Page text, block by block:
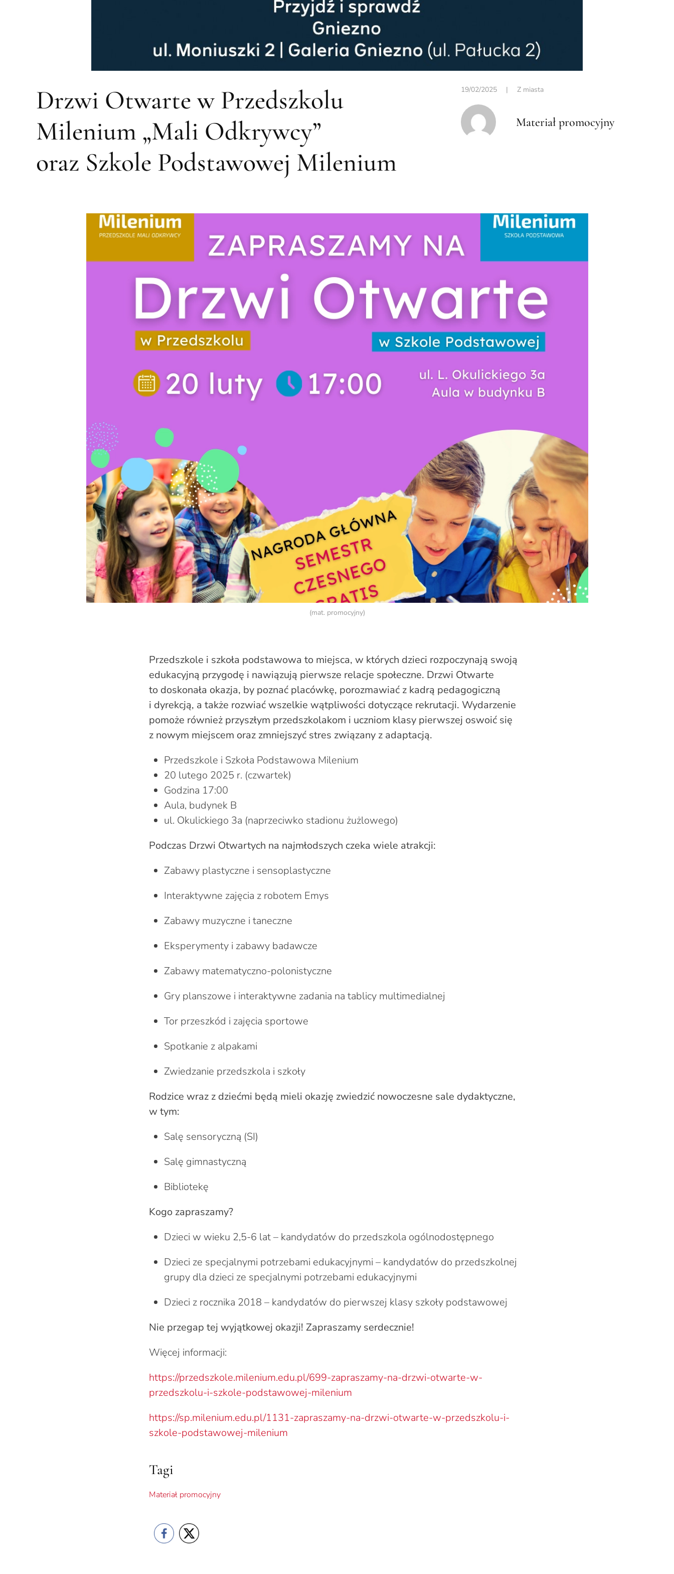
Drzwi Otwarte w Przedszkolu
Milenium „Mali Odkrywcy”
oraz Szkole Podstawowej Milenium
19/02/2025| Z miasta
Materiał promocyjny
(mat. promocyjny)
Przedszkole i szkoła podstawowa to miejsca, w których dzieci rozpoczynają swoją
edukacyjną przygodę i nawiązują pierwsze relacje społeczne. Drzwi Otwarte
to doskonała okazja, by poznać placówkę, porozmawiać z kadrą pedagogiczną
i dyrekcją, a także rozwiać wszelkie wątpliwości dotyczące rekrutacji. Wydarzenie
pomoże również przyszłym przedszkolakom i uczniom klasy pierwszej oswoić się
z nowym miejscem oraz zmniejszyć stres związany z adaptacją.
Przedszkole i Szkoła Podstawowa Milenium
20 lutego 2025 r. (czwartek)
Godzina 17:00
Aula, budynek B
ul. Okulickiego 3a (naprzeciwko stadionu żużlowego)
Podczas Drzwi Otwartych na najmłodszych czeka wiele atrakcji:
Zabawy plastyczne i sensoplastyczne
Interaktywne zajęcia z robotem Emys
Zabawy muzyczne i taneczne
Eksperymenty i zabawy badawcze
Zabawy matematyczno-polonistyczne
Gry planszowe i interaktywne zadania na tablicy multimedialnej
Tor przeszkód i zajęcia sportowe
Spotkanie z alpakami
Zwiedzanie przedszkola i szkoły
Rodzice wraz z dziećmi będą mieli okazję zwiedzić nowoczesne sale dydaktyczne,
w tym:
Salę sensoryczną (SI)
Salę gimnastyczną
Bibliotekę
Kogo zapraszamy?
Dzieci w wieku 2,5-6 lat – kandydatów do przedszkola ogólnodostępnego
Dzieci ze specjalnymi potrzebami edukacyjnymi – kandydatów do przedszkolnej
grupy dla dzieci ze specjalnymi potrzebami edukacyjnymi
Dzieci z rocznika 2018 – kandydatów do pierwszej klasy szkoły podstawowej
Nie przegap tej wyjątkowej okazji! Zapraszamy serdecznie!
Więcej informacji:
https://przedszkole.milenium.edu.pl/699-zapraszamy-na-drzwi-otwarte-w-
przedszkolu-i-szkole-podstawowej-milenium
https://sp.milenium.edu.pl/1131-zapraszamy-na-drzwi-otwarte-w-przedszkolu-i-
szkole-podstawowej-milenium
Tagi
Materiał promocyjny